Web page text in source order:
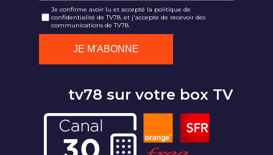
Je confirme avoir lu et accepté la politique de
confidentialité de TV78, et j'accepte de recevoir des
communications de TV78.
tv78 sur votre box TV